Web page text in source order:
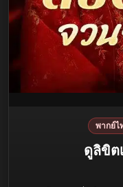
พากย์ไ
ดูลิขิต